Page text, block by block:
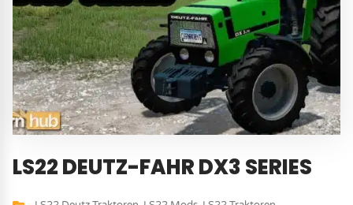
LS22 DEUTZ-FAHR DX3 SERIES